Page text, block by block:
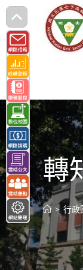
跳
轉
至
主
要
內
容
轉
> 行政